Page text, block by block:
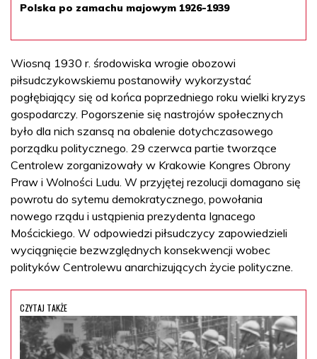
Polska po zamachu majowym 1926-1939
Wiosną 1930 r. środowiska wrogie obozowi
piłsudczykowskiemu postanowiły wykorzystać
pogłębiający się od końca poprzedniego roku wielki kryzys
gospodarczy. Pogorszenie się nastrojów społecznych
było dla nich szansą na obalenie dotychczasowego
porządku politycznego. 29 czerwca partie tworzące
Centrolew zorganizowały w Krakowie Kongres Obrony
Praw i Wolności Ludu. W przyjętej rezolucji domagano się
powrotu do sytemu demokratycznego, powołania
nowego rządu i ustąpienia prezydenta Ignacego
Mościckiego. W odpowiedzi piłsudczycy zapowiedzieli
wyciągnięcie bezwzględnych konsekwencji wobec
polityków Centrolewu anarchizujących życie polityczne.
CZYTAJ TAKŻE